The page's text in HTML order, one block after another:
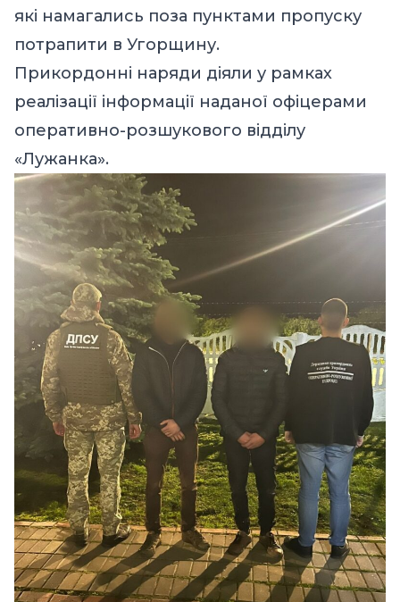
які намагались поза пунктами пропуску
потрапити в Угорщину.
Прикордонні наряди діяли у рамках
реалізації інформації наданої офіцерами
оперативно-розшукового відділу
«Лужанка».